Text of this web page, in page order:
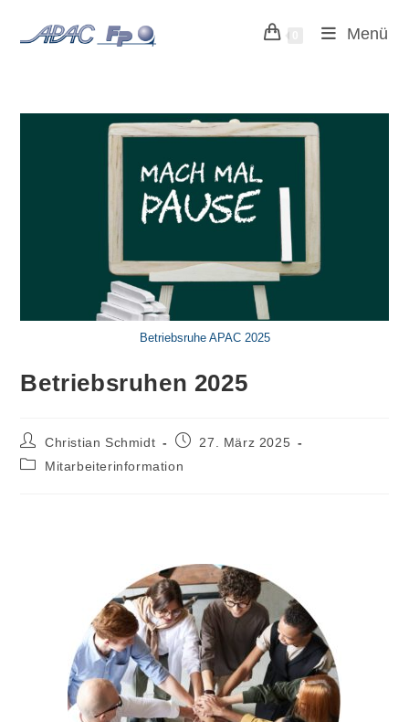
Menü
Betriebsruhe APAC 2025
Betriebsruhen 2025
Beitrags-
Autor:
Christian Schmidt
Beitrag27. März 2025
Beitrags-
Mitarbeiterinformation